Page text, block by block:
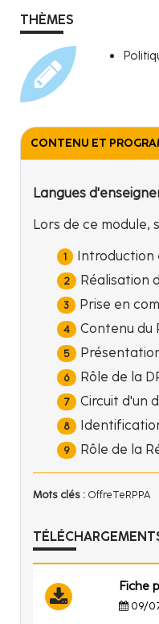
THÈMES
CONTENU ET
Langues
Lors de ce module,
Introduction
Réalisation
Prise en
Contenu du
Rôle de la
Circuit d'un
Rôle de la
Mots clés : OffreTeRPPA
Fiche
09/